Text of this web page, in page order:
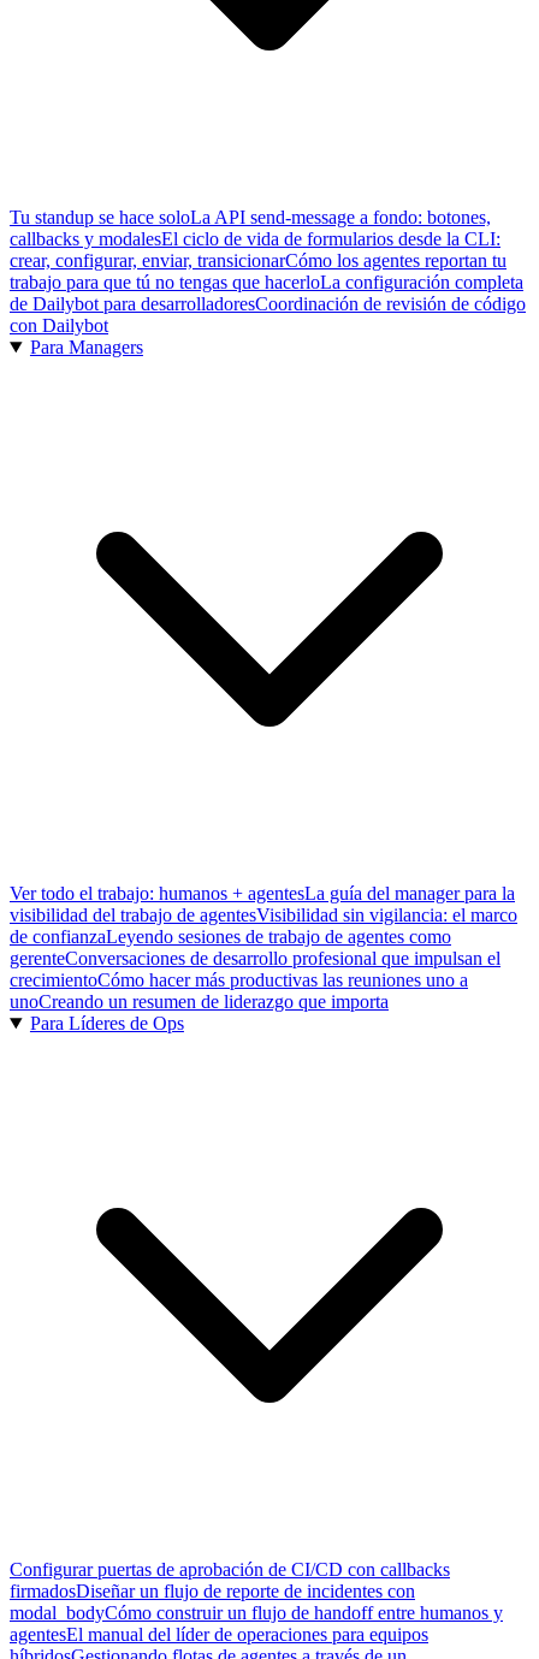
Tu standup se hace soloLa API send-message a fondo: botones,
callbacks y modalesEl ciclo de vida de formularios desde la CLI:
crear, configurar, enviar, transicionarCómo los agentes reportan tu
trabajo para que tú no tengas que hacerloLa configuración completa
de Dailybot para desarrolladoresCoordinación de revisión de código
con Dailybot
Para Managers
Ver todo el trabajo: humanos + agentesLa guía del manager para la
visibilidad del trabajo de agentesVisibilidad sin vigilancia: el marco
de confianzaLeyendo sesiones de trabajo de agentes como
gerenteConversaciones de desarrollo profesional que impulsan el
crecimientoCómo hacer más productivas las reuniones uno a
unoCreando un resumen de liderazgo que importa
Para Líderes de Ops
Configurar puertas de aprobación de CI/CD con callbacks
firmadosDiseñar un flujo de reporte de incidentes con
modal_bodyCómo construir un flujo de handoff entre humanos y
agentesEl manual del líder de operaciones para equipos